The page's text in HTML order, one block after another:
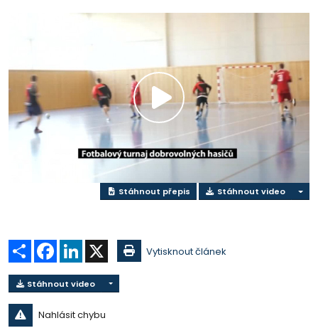
Přehrát
video
Stáhnout přepis Stáhnout video
Sdílet Facebook
LinkedIn Vytisknout článek
Stáhnout video
Nahlásit chybu